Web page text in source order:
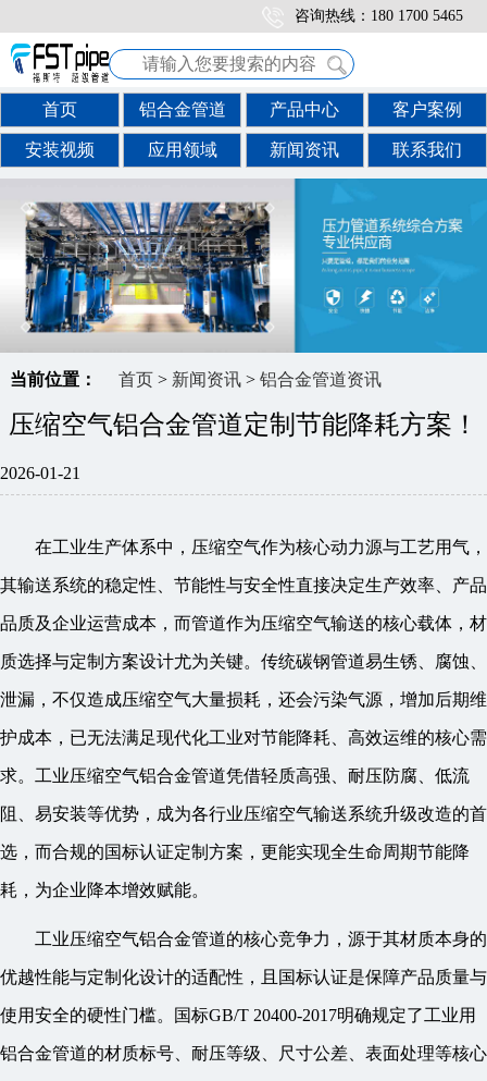
咨询热线：180 1700 5465
首页 铝合金管道 产品中心 客户案例
安装视频 应用领域 新闻资讯 联系我们
当前位置： 首页> 新闻资讯> 铝合金管道资讯
压缩空气铝合金管道定制节能降耗方案！
2026-01-21
在工业生产体系中，压缩空气作为核心动力源与工艺用气，
其输送系统的稳定性、节能性与安全性直接决定生产效率、产品
品质及企业运营成本，而管道作为压缩空气输送的核心载体，材
质选择与定制方案设计尤为关键。传统碳钢管道易生锈、腐蚀、
泄漏，不仅造成压缩空气大量损耗，还会污染气源，增加后期维
护成本，已无法满足现代化工业对节能降耗、高效运维的核心需
求。工业压缩空气铝合金管道凭借轻质高强、耐压防腐、低流
阻、易安装等优势，成为各行业压缩空气输送系统升级改造的首
选，而合规的国标认证定制方案，更能实现全生命周期节能降
耗，为企业降本增效赋能。
工业压缩空气铝合金管道的核心竞争力，源于其材质本身的
优越性能与定制化设计的适配性，且国标认证是保障产品质量与
使用安全的硬性门槛。国标GB/T 20400-2017明确规定了工业用
铝合金管道的材质标号、耐压等级、尺寸公差、表面处理等核心